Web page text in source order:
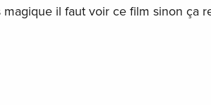
il faut voir ce film sinon ça